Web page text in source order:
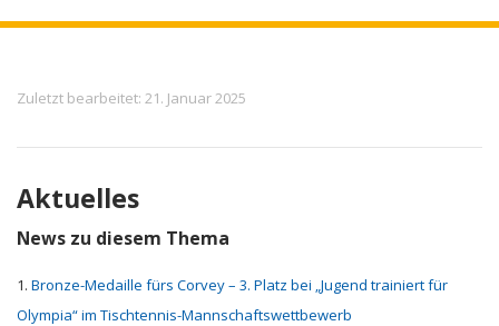
Meta
Zuletzt bearbeitet: 21. Januar 2025
Aktuelles
News zu diesem Thema
Bronze-Medaille fürs Corvey – 3. Platz bei „Jugend trainiert für
Olympia“ im Tischtennis-Mannschaftswettbewerb